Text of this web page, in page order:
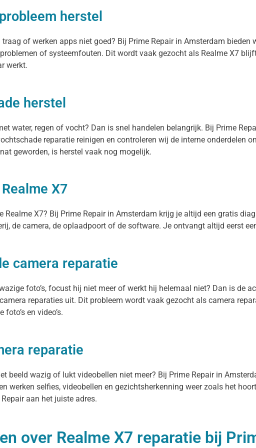
herstel
of werken apps niet goed? Bij Prime Repair in Amsterdam
of systeemfouten. Dit wordt vaak gezocht als Realme X7
werkt.
herstel
water, regen of vocht? Dan is snel handelen belangrijk. Bij Prime
reparatie reinigen en controleren wij de interne onderdelen
geworden, is herstel vaak nog mogelijk.
X7
Realme X7? Bij Prime Repair in Amsterdam krijg je altijd een gratis
de camera, de oplaadpoort of de software. Je ontvangt altijd eerst
camera reparatie
foto’s, focust hij niet meer of werkt hij helemaal niet? Dan is de
reparaties uit. Dit probleem wordt vaak gezocht als camera
en video’s.
reparatie
beeld wazig of lukt videobellen niet meer? Bij Prime Repair in
werken selfies, videobellen en gezichtsherkenning weer zoals het
aan het juiste adres.
over Realme X7 reparatie bij